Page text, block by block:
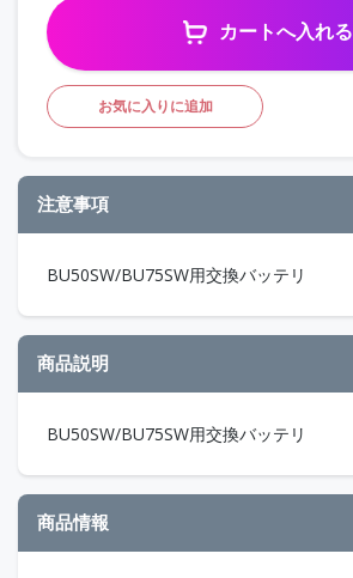
カートへ入れる
お気に入りに追加
注意事項
BU50SW/BU75SW用交換バッテリ
商品説明
BU50SW/BU75SW用交換バッテリ
商品情報